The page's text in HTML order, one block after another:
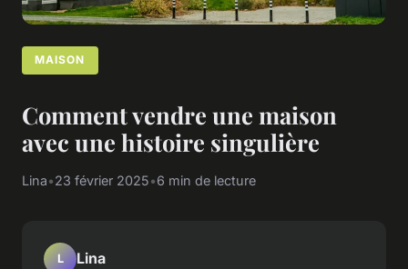
MAISON
Comment vendre une maison
avec une histoire singulière
Lina•23 février 2025•6 min de lecture
L Lina